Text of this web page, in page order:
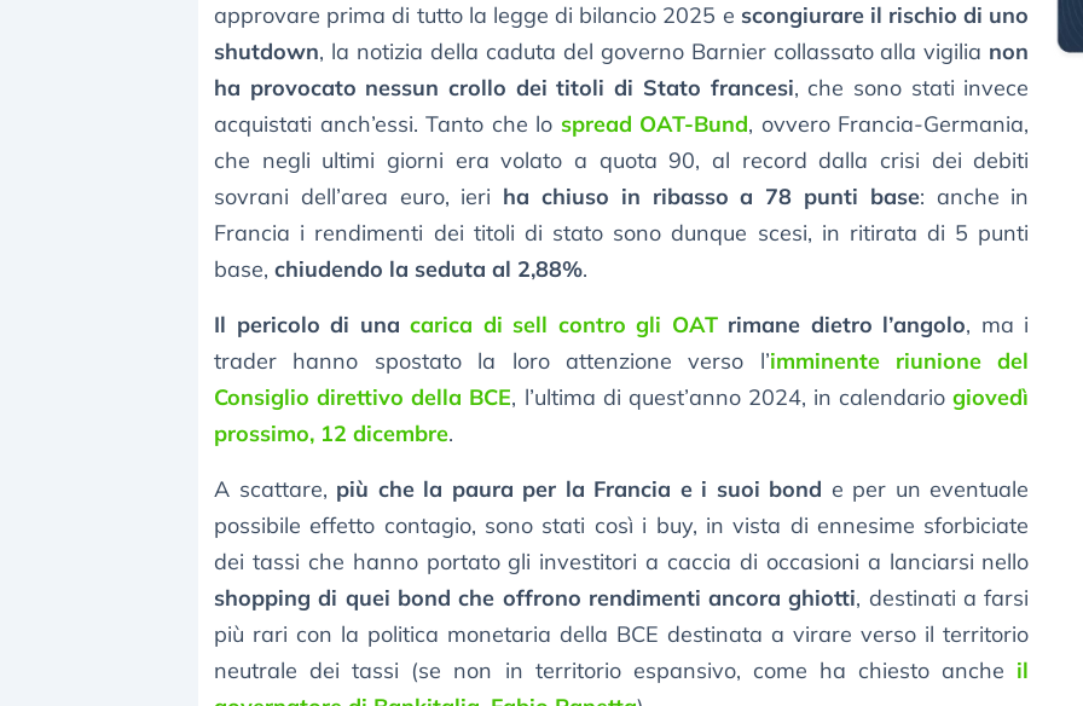
approvare prima di tutto la legge di bilancio 2025 e scongiurare il rischio di uno
shutdown, la notizia della caduta del governo Barnier collassato alla vigilia non
ha provocato nessun crollo dei titoli di Stato francesi, che sono stati invece
acquistati anch’essi. Tanto che lo spread OAT-Bund, ovvero Francia-Germania,
che negli ultimi giorni era volato a quota 90, al record dalla crisi dei debiti
sovrani dell’area euro, ieri ha chiuso in ribasso a 78 punti base: anche in
Francia i rendimenti dei titoli di stato sono dunque scesi, in ritirata di 5 punti
base, chiudendo la seduta al 2,88%.
Il pericolo di unacarica di sell contro gli OATrimane dietro l’angolo, ma i
trader hanno spostato la loro attenzione verso l’imminente riunione del
Consiglio direttivo della BCE, l’ultima di quest’anno 2024, in calendariogiovedì
prossimo, 12 dicembre.
A scattare, più che la paura per la Francia e i suoi bond e per un eventuale
possibile effetto contagio, sono stati così i buy, in vista di ennesime sforbiciate
dei tassi che hanno portato gli investitori a caccia di occasioni a lanciarsi nello
shopping di quei bond che offrono rendimenti ancora ghiotti, destinati a farsi
più rari con la politica monetaria della BCE destinata a virare verso il territorio
neutrale dei tassi (se non in territorio espansivo, come ha chiesto anche il